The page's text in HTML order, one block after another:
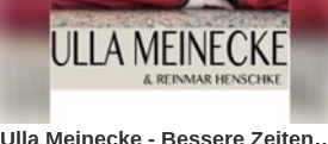
Ulla Meinecke - Bessere Zeiten